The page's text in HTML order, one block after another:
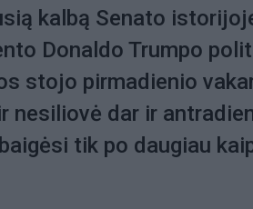
kalbą Senato
Donaldo Trumpo
stojo pirmadienio
nesiliovė dar ir
tik po daugiau